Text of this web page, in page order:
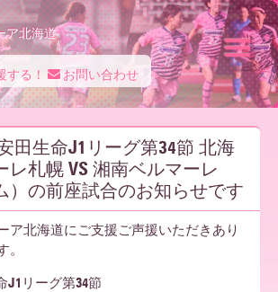
ア北海道
する！ お問い合わせ
田生命J1リーグ第34節 北海
レ札幌 VS 湘南ベルマーレ
）の前座試合のお知らせです
ア北海道にご支援ご声援いただきあり
。
J1リーグ第34節